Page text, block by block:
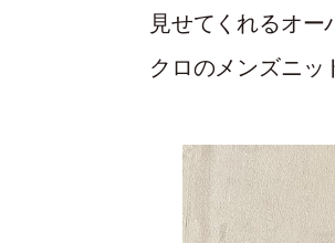
見せてくれるオ
クロのメンズニッ